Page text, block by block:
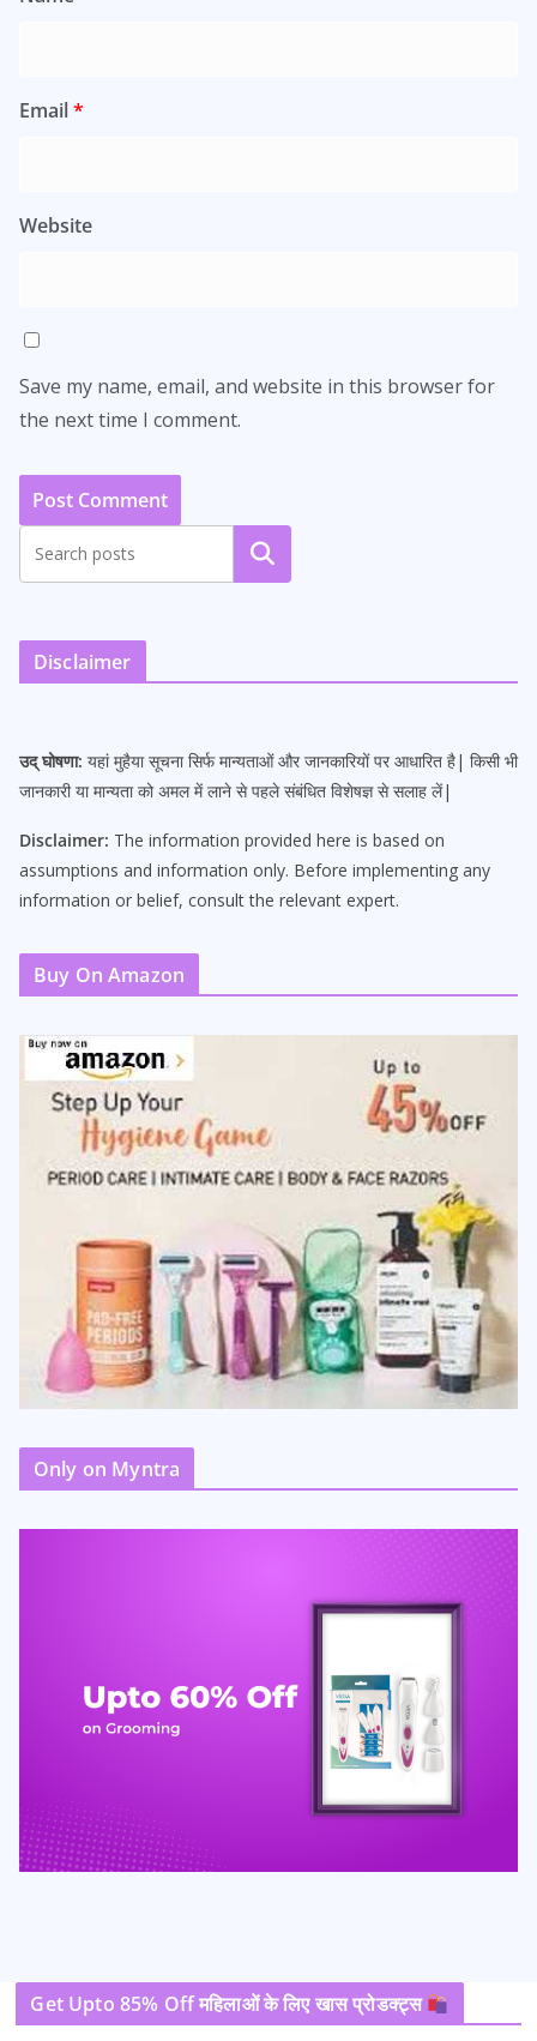
Email*
Website
Save my name, email, and website in this browser for
the next time I comment.
Search
Disclaimer
उद् घोषणा: यहां मुहैया सूचना सिर्फ मान्यताओं और जानकारियों पर आधारित है| किसी भी
जानकारी या मान्यता को अमल में लाने से पहले संबंधित विशेषज्ञ से सलाह लें|
Disclaimer: The information provided here is based on
assumptions and information only. Before implementing any
information or belief, consult the relevant expert.
Buy On Amazon
Only on Myntra
Get Upto 85% Off महिलाओं के लिए खास प्रोडक्ट्स